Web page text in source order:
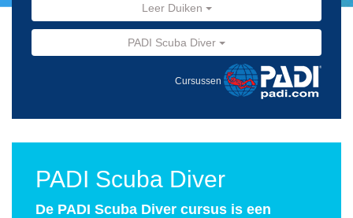
Leer Duiken
PADI Scuba Diver
Cursussen
PADI Scuba Diver
De PADI Scuba Diver cursus is een